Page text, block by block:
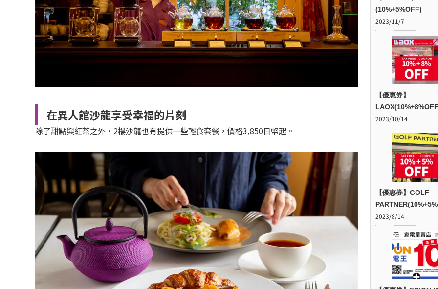
在異人館沙龍享受幸福的片刻
除了甜點與紅茶之外，2樓沙龍也有提供一些輕食套餐，價格3,850日幣起。
(10%+5%OFF)
2023/11/7
【優惠券】
2023/10/14
【優惠券】GOLF
2023/8/14